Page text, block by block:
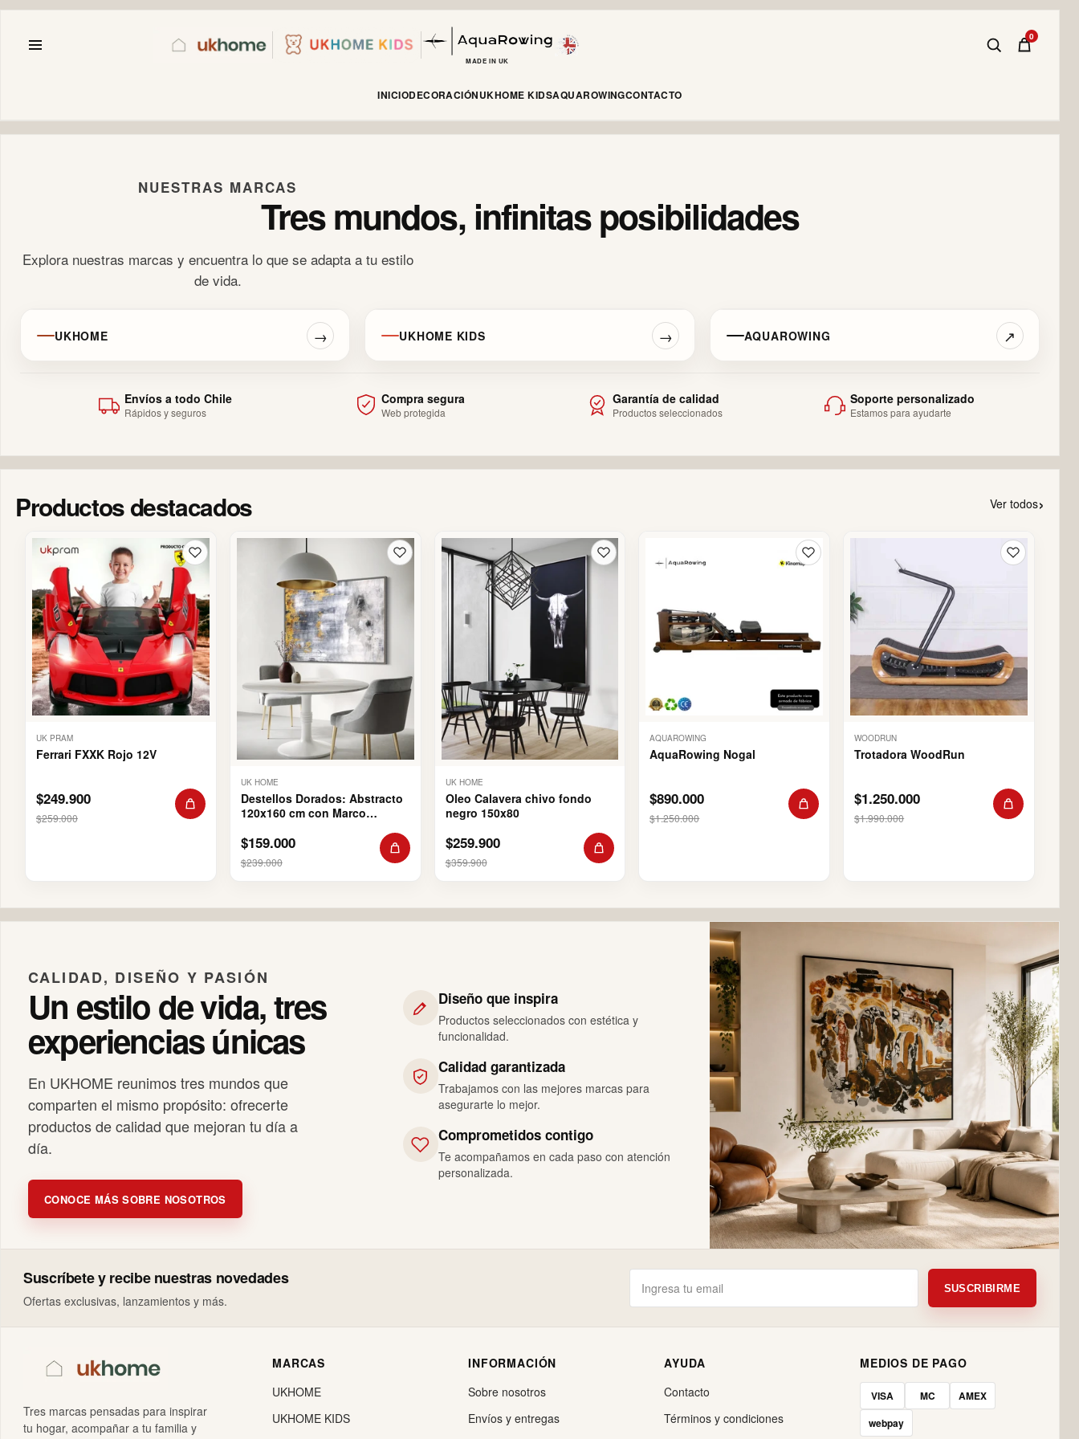
MADE IN UK
0
INICIODECORACIÓNUKHOME KIDSAQUAROWINGCONTACTO
NUESTRAS MARCAS
Tres mundos, infinitas posibilidades
Explora nuestras marcas y encuentra lo que se adapta a tu estilo
de vida.
UKHOME → UKHOME KIDS → AQUAROWING ↗
Envíos a todo Chile
Rápidos y seguros
Compra segura
Web protegida
Garantía de calidad
Productos seleccionados
Soporte personalizado
Estamos para ayudarte
Productos destacados Ver todos›
UK PRAM
Ferrari FXXK Rojo 12V
$249.900
$259.000
UK HOME
Destellos Dorados: Abstracto
120x160 cm con Marco
$159.000
$239.000
UK HOME
Oleo Calavera chivo fondo
negro 150x80
$259.900
$359.900
AQUAROWING
AquaRowing Nogal
$890.000
$1.250.000
WOODRUN
Trotadora WoodRun
$1.250.000
$1.990.000
CALIDAD, DISEÑO Y PASIÓN
Un estilo de vida, tres
experiencias únicas
En UKHOME reunimos tres mundos que
comparten el mismo propósito: ofrecerte
productos de calidad que mejoran tu día a
día.
CONOCE MÁS SOBRE NOSOTROS
Diseño que inspira
Productos seleccionados con estética y
funcionalidad.
Calidad garantizada
Trabajamos con las mejores marcas para
asegurarte lo mejor.
Comprometidos contigo
Te acompañamos en cada paso con atención
personalizada.
Suscríbete y recibe nuestras novedades
Ofertas exclusivas, lanzamientos y más.
SUSCRIBIRME
Tres marcas pensadas para inspirar
tu hogar, acompañar a tu familia y
MARCAS
UKHOME
UKHOME KIDS
INFORMACIÓN
Sobre nosotros
Envíos y entregas
AYUDA
Contacto
Términos y condiciones
MEDIOS DE PAGO
VISA MC
AMEX
webpay